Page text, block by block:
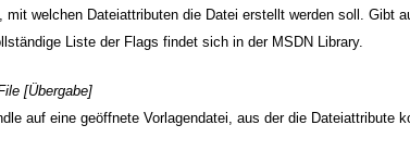
mit welchen Dateiattributen die Datei erstellt werden soll. Gibt
Liste der Flags findet sich in der MSDN Library.
[Übergabe]
auf eine geöffnete Vorlagendatei, aus der die Dateiattribute